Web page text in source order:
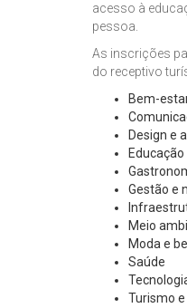
acesso à
pessoa.
As inscrições
do receptivo
Bem-
Design e
Educação
Gestão e
Meio
Moda e
Saúde
Turismo